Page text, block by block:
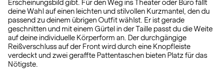
Erscheinungsbild gibt. Für den Weg ins Theater oder Büro fällt
deine Wahl auf einen leichten und stilvollen Kurzmantel, den du
passend zu deinem übrigen Outfit wählst. Er ist gerade
geschnitten und mit einem Gürtel in der Taille passt du die Weite
auf deine individuelle Körperform an. Der durchgängige
Reißverschluss auf der Front wird durch eine Knopfleiste
verdeckt und zwei geraffte Pattentaschen bieten Platz für das
Nötigste.